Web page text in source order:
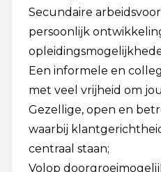
Secundaire
persoonlijk
Een informele en
met veel vrijheid om
Gezellige, open en
waarbij
centraal staan;
Volop